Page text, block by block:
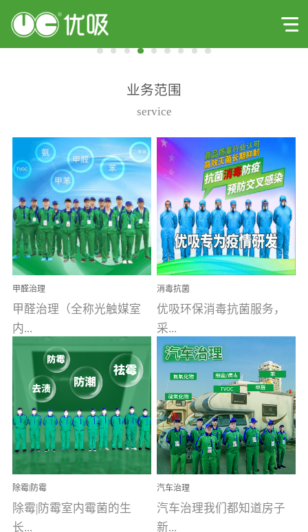
业务范围
service
甲醛治理
甲醛治理（全称光触媒室
内...
空气污染净化治理）工业
文明的进步，创造了多姿
多彩的家居产品和生活情
调，但也带来了以甲醛为
首的室内...
消毒抗菌
优吸环保消毒抗菌服务，
采...
用行业公认奥维牌消毒
液，具备杀死人体冠状病
毒的功效，杀菌率
99.99%。相对于传统消毒
液来说，无...
除霉|防霉
除霉|防霉室内霉菌的生
长...
汽车治理
汽车治理我们都知道房子
新...